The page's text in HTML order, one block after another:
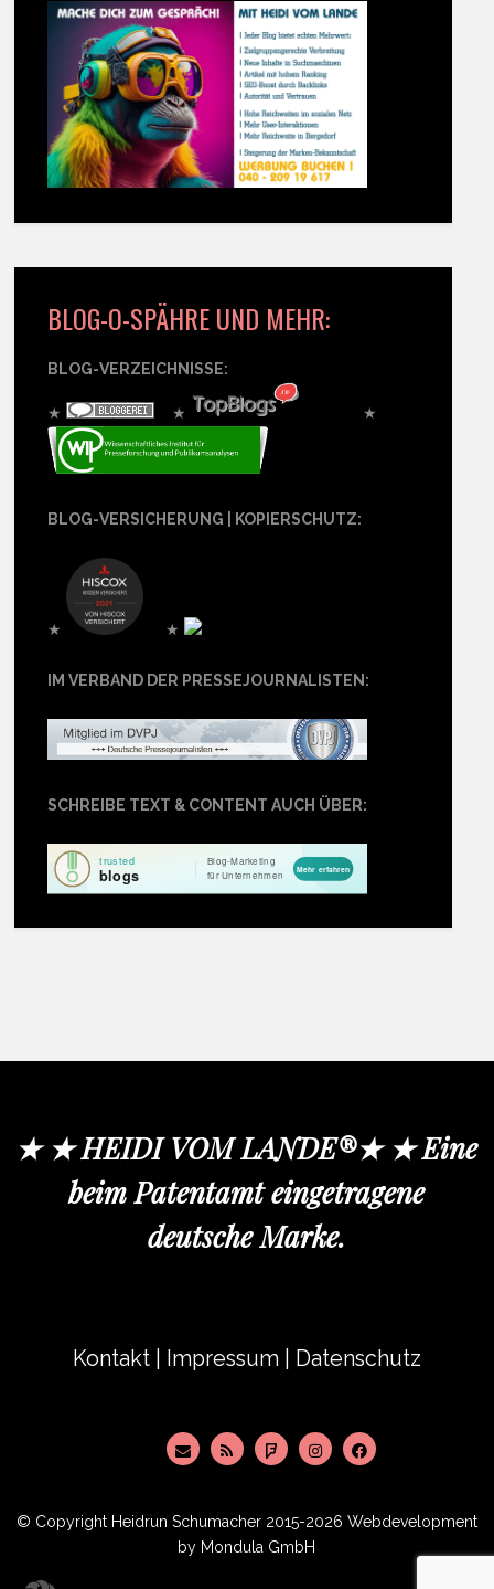
BLOG-O-SPÄHRE UND MEHR:
BLOG-VERZEICHNISSE:
★ ★ ★
BLOG-VERSICHERUNG | KOPIERSCHUTZ:
★ ★
IM VERBAND DER PRESSEJOURNALISTEN:
SCHREIBE TEXT & CONTENT AUCH ÜBER:
★ ★ HEIDI VOM LANDE®★ ★ Eine
beim Patentamt eingetragene
deutsche Marke.
Kontakt Impressum Datenschutz
© Copyright Heidrun Schumacher 2015-2026 Webdevelopment
by Mondula GmbH